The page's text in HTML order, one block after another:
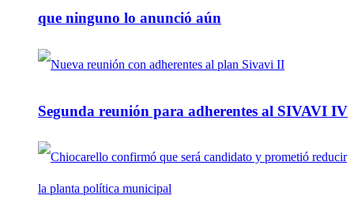
que ninguno lo anunció aún
Segunda reunión para adherentes al SIVAVI IV